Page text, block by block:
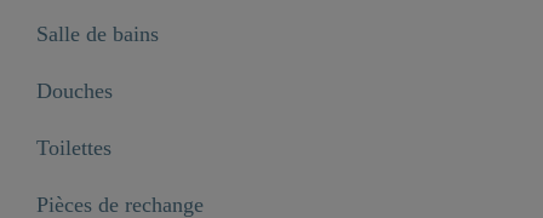
Salle de bains
Douches
Toilettes
Pièces de rechange